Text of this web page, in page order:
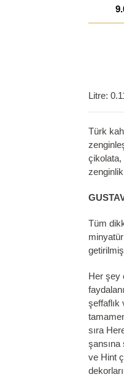
Litre:
Türk
çikolata,
Tüm
Her şey
şeffaflık
sıra
şansına
ve Hint